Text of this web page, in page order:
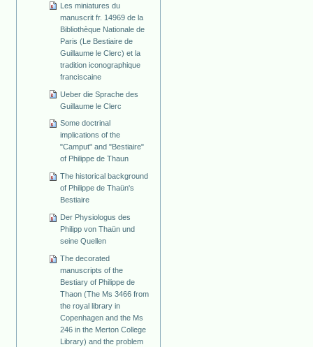
Les miniatures du
manuscrit fr. 14969 de la
Bibliothèque Nationale de
Paris (Le Bestiaire de
Guillaume le Clerc) et la
tradition iconographique
franciscaine
Ueber die Sprache des
Guillaume le Clerc
Some doctrinal
implications of the
"Camput" and "Bestiaire"
of Philippe de Thaun
The historical background
of Philippe de Thaün's
Bestiaire
Der Physiologus des
Philipp von Thaün und
seine Quellen
The decorated
manuscripts of the
Bestiary of Philippe de
Thaon (The Ms 3466 from
the royal library in
Copenhagen and the Ms
246 in the Merton College
Library) and the problem